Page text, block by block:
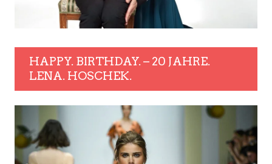
HAPPY. BIRTHDAY. – 20 JAHRE.
LENA. HOSCHEK.